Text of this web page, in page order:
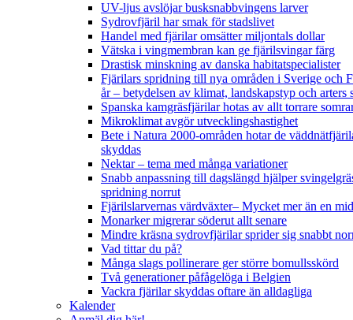
UV-ljus avslöjar busksnabbvingens larver
Sydrovfjäril har smak för stadslivet
Handel med fjärilar omsätter miljontals dollar
Vätska i vingmembran kan ge fjärilsvingar färg
Drastisk minskning av danska habitatspecialister
Fjärilars spridning till nya områden i Sverige och
år– betydelsen av klimat, landskapstyp och arters
Spanska kamgräsfjärilar hotas av allt torrare
Mikroklimat avgör utvecklingshastighet
Bete i Natura 2000-områden hotar de
skyddas
Nektar – tema med många variationer
Snabb anpassning till dagslängd hjälper
spridning norrut
Fjärilslarvernas värdväxter– Mycket mer än en
Monarker migrerar söderut allt senare
Mindre kräsna sydrovfjärilar sprider sig snabbt
Vad tittar du på?
Många slags pollinerare ger större bomullsskörd
Två generationer påfågelöga i Belgien
Vackra fjärilar skyddas oftare än alldagliga
Kalender